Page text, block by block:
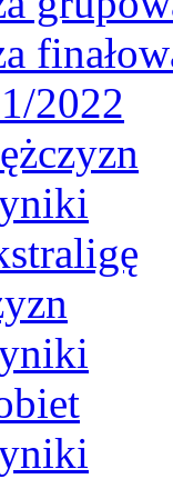
2022